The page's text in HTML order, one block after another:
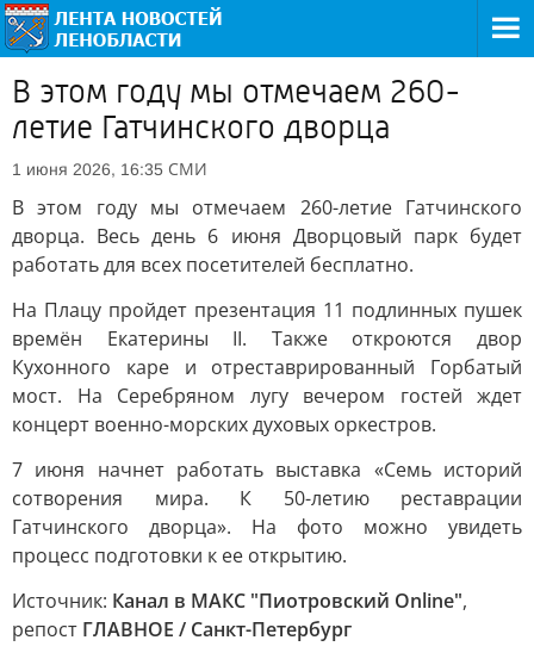
В этом году мы отмечаем 260-
летие Гатчинского дворца
1 июня 2026, 16:35 СМИ
В этом году мы отмечаем 260-летие Гатчинского
дворца. Весь день 6 июня Дворцовый парк будет
работать для всех посетителей бесплатно.
На Плацу пройдет презентация 11 подлинных пушек
времён Екатерины II. Также откроются двор
Кухонного каре и отреставрированный Горбатый
мост. На Серебряном лугу вечером гостей ждет
концерт военно-морских духовых оркестров.
7 июня начнет работать выставка «Семь историй
сотворения мира. К 50-летию реставрации
Гатчинского дворца». На фото можно увидеть
процесс подготовки к ее открытию.
Источник: Канал в МАКС "Пиотровский Online",
репост ГЛАВНОЕ / Санкт-Петербург